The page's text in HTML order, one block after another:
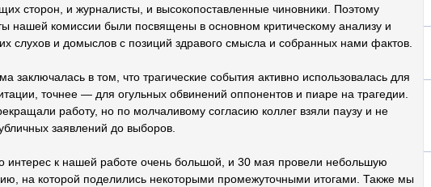
сторон, и журналисты, и высокопоставленные чиновники. Поэтому
нашей комиссии были посвящены в основном критическому анализу и
слухов и домыслов с позиций здравого смысла и собранных нами фактов.
заключалась в том, что трагические события активно использовалась для
точнее — для огульных обвинений оппонентов и пиаре на трагедии.
работу, но по молчаливому согласию коллег взяли паузу и не
заявлений до выборов.
к нашей работе очень большой, и 30 мая провели небольшую
на которой поделились некоторыми промежуточными итогами. Также мы